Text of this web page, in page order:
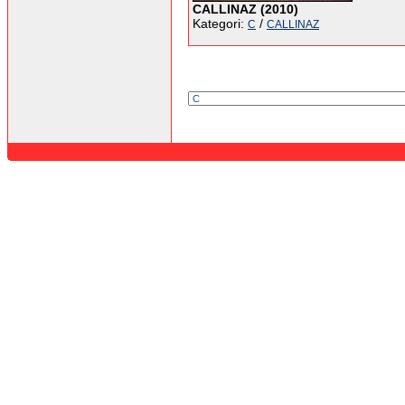
CALLINAZ (2010)
Kategori: C / CALLINAZ